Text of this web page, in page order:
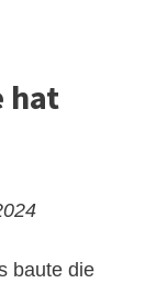
hat
baute die